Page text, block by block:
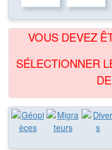
VOUS DEVEZ
SÉLECTIONNER